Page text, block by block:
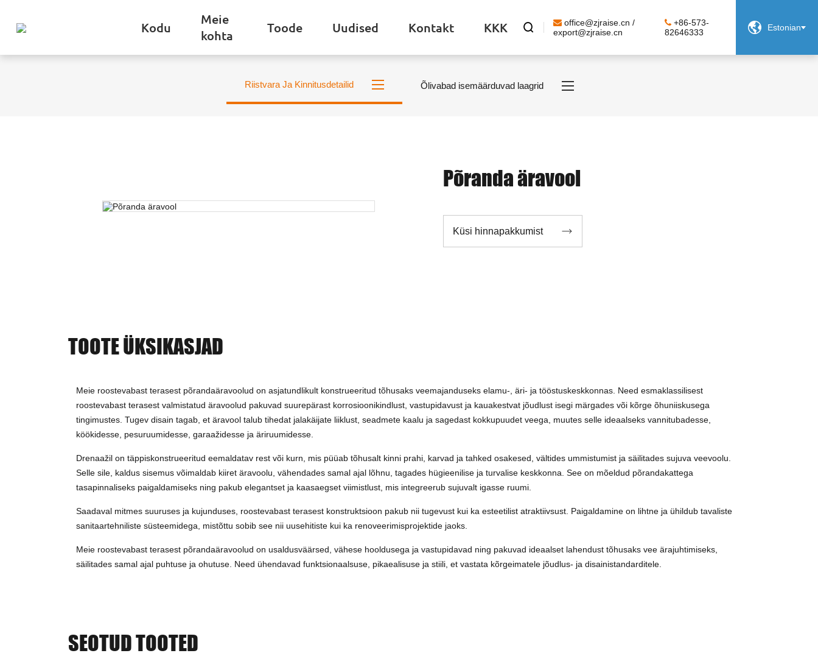
Kodu
Meie
kohta
Toode Uudised Kontakt KKK 
office@zjraise.cn /
export@zjraise.cn
+86-573-
82646333
 Estonian
Riistvara Ja Kinnitusdetailid Õlivabad isemäärduvad laagrid
Põranda äravool
Küsi hinnapakkumist 
TOOTE ÜKSIKASJAD
Meie roostevabast terasest põrandaäravoolud on asjatundlikult konstrueeritud tõhusaks veemajanduseks elamu-, äri- ja tööstuskeskkonnas. Need esmaklassilisest
roostevabast terasest valmistatud äravoolud pakuvad suurepärast korrosioonikindlust, vastupidavust ja kauakestvat jõudlust isegi märgades või kõrge õhuniiskusega
tingimustes. Tugev disain tagab, et äravool talub tihedat jalakäijate liiklust, seadmete kaalu ja sagedast kokkupuudet veega, muutes selle ideaalseks vannitubadesse,
köökidesse, pesuruumidesse, garaažidesse ja äriruumidesse.
Drenaažil on täppiskonstrueeritud eemaldatav rest või kurn, mis püüab tõhusalt kinni prahi, karvad ja tahked osakesed, vältides ummistumist ja säilitades sujuva veevoolu.
Selle sile, kaldus sisemus võimaldab kiiret äravoolu, vähendades samal ajal lõhnu, tagades hügieenilise ja turvalise keskkonna. See on mõeldud põrandakattega
tasapinnaliseks paigaldamiseks ning pakub elegantset ja kaasaegset viimistlust, mis integreerub sujuvalt igasse ruumi.
Saadaval mitmes suuruses ja kujunduses, roostevabast terasest konstruktsioon pakub nii tugevust kui ka esteetilist atraktiivsust. Paigaldamine on lihtne ja ühildub tavaliste
sanitaartehniliste süsteemidega, mistõttu sobib see nii uusehitiste kui ka renoveerimisprojektide jaoks.
Meie roostevabast terasest põrandaäravoolud on usaldusväärsed, vähese hooldusega ja vastupidavad ning pakuvad ideaalset lahendust tõhusaks vee ärajuhtimiseks,
säilitades samal ajal puhtuse ja ohutuse. Need ühendavad funktsionaalsuse, pikaealisuse ja stiili, et vastata kõrgeimatele jõudlus- ja disainistandarditele.
SEOTUD TOOTED